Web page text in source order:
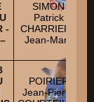
-
SIMON
Patrick
CHARRIERE
Jean-Marc
POIRIER
Jean-Pierre